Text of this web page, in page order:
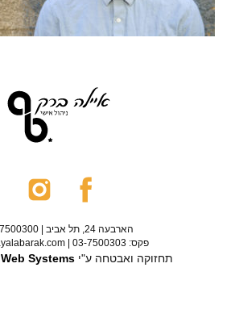
הארבעה 24, תל אביב | 03-7500300
פקס: 03-7500303 | info@ayalabarak.com
תחזוקה ואבטחה ע"יWeb Systems